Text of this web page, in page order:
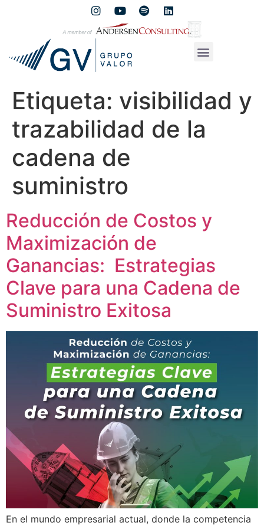
Etiqueta: visibilidad y
trazabilidad de la
cadena de
suministro
Reducción de Costos y
Maximización de
Ganancias: Estrategias
Clave para una Cadena de
Suministro Exitosa
En el mundo empresarial actual, donde la competencia